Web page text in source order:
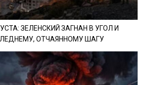
ЗЕЛЕНСКИЙ ЗАГНАН В УГОЛ И
ОТЧАЯННОМУ ШАГУ